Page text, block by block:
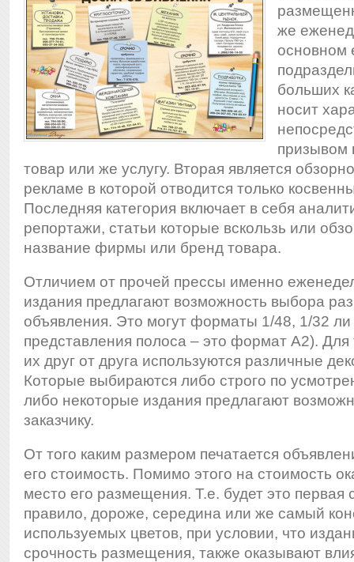
же
основном
больших
носит
призывом
товар или же услугу. Вторая является
рекламе в которой отводится только
Последняя категория включает в себя
репортажи, статьи которые вскользь или
название фирмы или бренд товара.
Отличием от прочей прессы именно
издания предлагают возможность выбора
объявления. Это могут форматы 1/48, 1/32
представления полоса – это формат А2). Для
их друг от друга используются различные
Которые выбираются либо строго по
либо некоторые издания предлагают
заказчику.
От того каким размером печатается
его стоимость. Помимо этого на стоимость
место его размещения. Т.е. будет это первая
правило, дороже, середина или же самый
используемых цветов, при условии, что
срочность размещения, также оказывают